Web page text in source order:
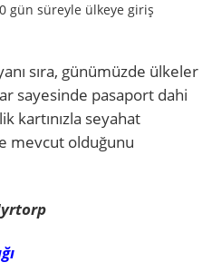
gün süreyle ülkeye giriş
sıra, günümüzde ülkeler
sayesinde pasaport dahi
kartınızla seyahat
mevcut olduğunu